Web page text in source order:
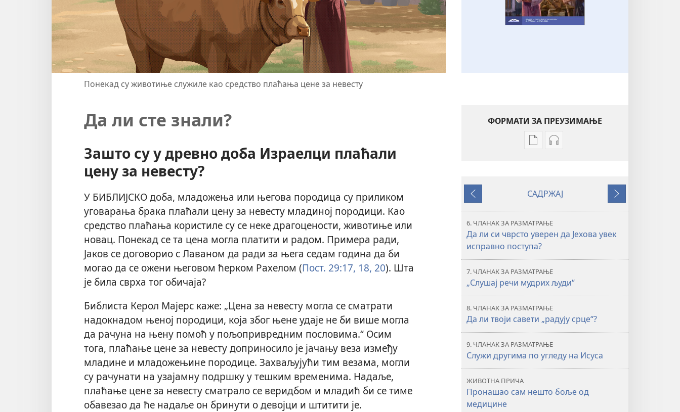
Понекад су животиње служиле као средство плаћања цене за невесту
Да ли сте знали?
Зашто су у древно доба Израелци плаћали
цену за невесту?
У БИБЛИЈСКО доба, младожења или његова породица су приликом
уговарања брака плаћали цену за невесту младиној породици. Као
средство плаћања користиле су се неке драгоцености, животиње или
новац. Понекад се та цена могла платити и радом. Примера ради,
Јаков се договорио с Лаваном да ради за њега седам година да би
могао да се ожени његовом ћерком Рахелом (Пост. 29:17, 18, 20). Шта
је била сврха тог обичаја?
Библиста Керол Мајерс каже: „Цена за невесту могла се сматрати
надокнадом њеној породици, која због њене удаје не би више могла
да рачуна на њену помоћ у пољопривредним пословима.“ Осим
тога, плаћање цене за невесту доприносило је јачању веза између
младине и младожењине породице. Захваљујући тим везама, могли
су рачунати на узајамну подршку у тешким временима. Надаље,
плаћање цене за невесту сматрало се веридбом и младић би се тиме
обавезао да ће надаље он бринути о девојци и штитити је.
ФОРМАТИ ЗА ПРЕУЗИМАЊЕ
Формати
публикација
КУЛА
(ИЗДАЊЕ
ЗА
фебруар 2022.
Формати
садржаја
(ИЗДАЊЕ
Претходно
САДРЖАЈ
Следеће
6. ЧЛАНАК ЗА РАЗМАТРАЊЕ
Да ли си чврсто уверен да Јехова увек
исправно поступа?
7. ЧЛАНАК ЗА РАЗМАТРАЊЕ
„Слушај речи мудрих људи“
8. ЧЛАНАК ЗА РАЗМАТРАЊЕ
Да ли твоји савети „радују срце“?
9. ЧЛАНАК ЗА РАЗМАТРАЊЕ
Служи другима по угледу на Исуса
ЖИВОТНА ПРИЧА
Пронашао сам нешто боље од
медицине